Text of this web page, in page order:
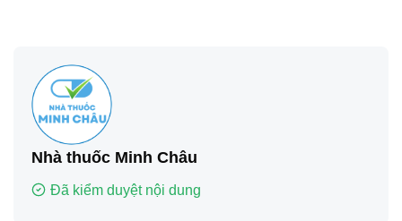
Nhà thuốc Minh Châu
Đã kiểm duyệt nội dung